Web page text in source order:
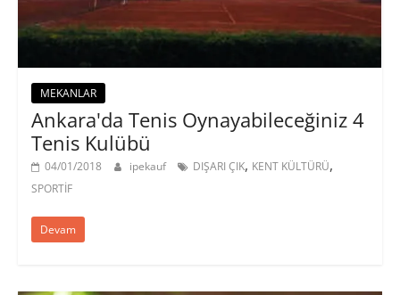
MEKANLAR
Ankara'da Tenis Oynayabileceğiniz 4
Tenis Kulübü
04/01/2018 ipekauf DIŞARI ÇIK, KENT KÜLTÜRÜ,
SPORTİF
Devam